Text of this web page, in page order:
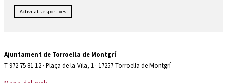
Activitats esportives
Ajuntament de Torroella de Montgrí
T 972 75 81 12 · Plaça de la Vila, 1 · 17257 Torroella de Montgrí